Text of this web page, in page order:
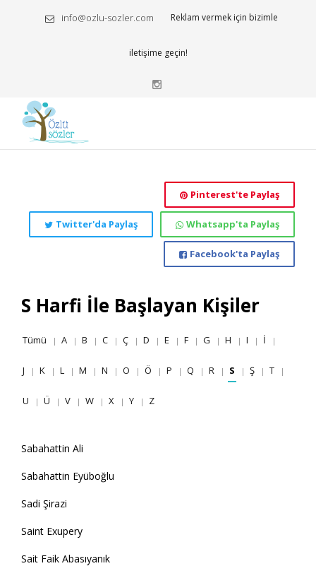
info@ozlu-sozler.com Reklam vermek için bizimle
iletişime geçin!
Pinterest'te Paylaş
Whatsapp'ta Paylaş
Twitter'da Paylaş
Facebook'ta Paylaş
S Harfi İle Başlayan Kişiler
Tümü A B C Ç D E F G H I İ
J K L M N O Ö P Q R S Ş T
U Ü V W X Y Z
Sabahattin Ali
Sabahattin Eyüboğlu
Sadi Şirazi
Saint Exupery
Sait Faik Abasıyanık